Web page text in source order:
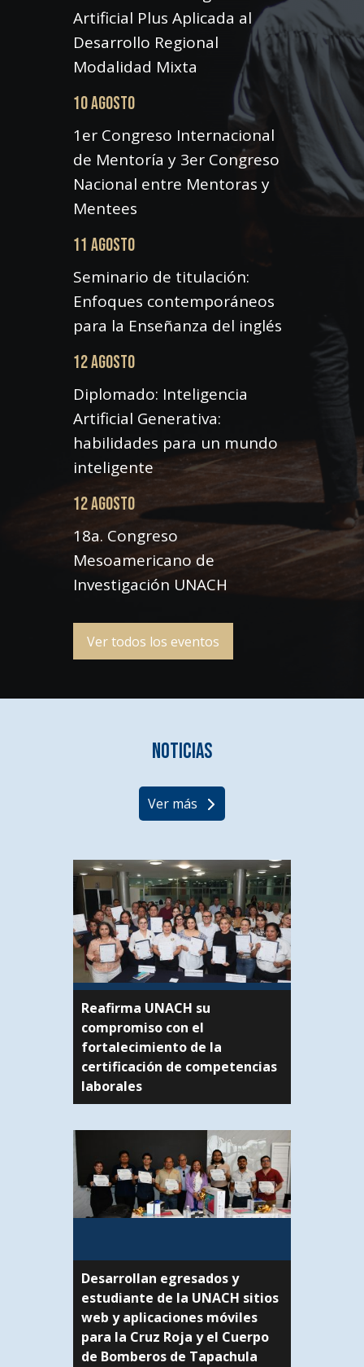
Artificial Plus Aplicada al
Desarrollo Regional
Modalidad Mixta
10 AGOSTO
1er Congreso Internacional
de Mentoría y 3er Congreso
Nacional entre Mentoras y
Mentees
11 AGOSTO
Seminario de titulación:
Enfoques contemporáneos
para la Enseñanza del inglés
12 AGOSTO
Diplomado: Inteligencia
Artificial Generativa:
habilidades para un mundo
inteligente
12 AGOSTO
18a. Congreso
Mesoamericano de
Investigación UNACH
Ver todos los eventos
Noticias
Ver más
Reafirma UNACH su
compromiso con el
fortalecimiento de la
certificación de competencias
laborales
Desarrollan egresados y
estudiante de la UNACH sitios
web y aplicaciones móviles
para la Cruz Roja y el Cuerpo
de Bomberos de Tapachula